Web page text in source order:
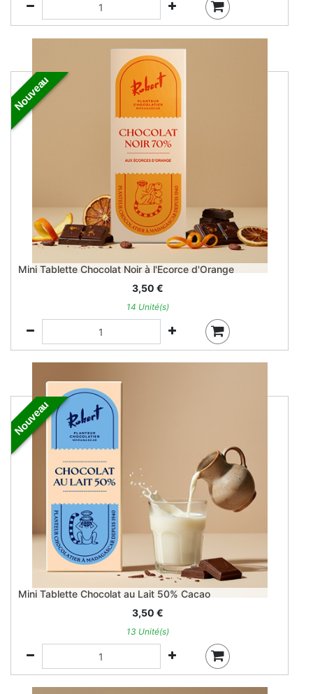
Nouveau
Mini Tablette Chocolat Noir à l'Ecorce d'Orange
3,50 €
14 Unité(s)
Nouveau
Mini Tablette Chocolat au Lait 50% Cacao
3,50 €
13 Unité(s)